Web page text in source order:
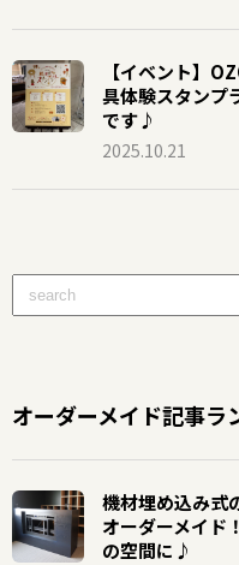
【イベント】
具体験スタンプ
です♪
2025.10.21
オーダーメイド記事ラ
機材埋め込み式
オーダーメイド
の空間に♪